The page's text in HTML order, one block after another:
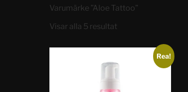
Varumärke ”Aloe Tattoo”
Visar alla 5 resultat
Rea!